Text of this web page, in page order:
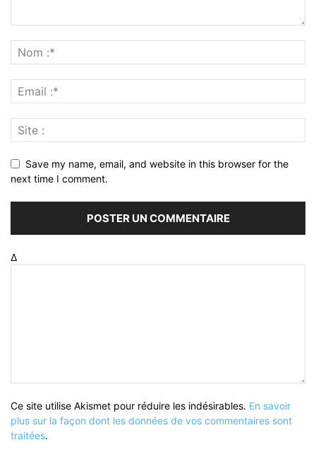
Save my name, email, and website in this browser for the
next time I comment.
Δ
Ce site utilise Akismet pour réduire les indésirables. En savoir
plus sur la façon dont les données de vos commentaires sont
traitées.